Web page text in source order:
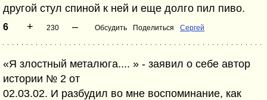
другой стул спиной к ней и еще долго пил пиво.
6 + 230 – Обсудить Поделиться Сергей
«Я злостный металюга.... » - заявил о себе автор
истории № 2 от
02.03.02. И разбудил во мне воспоминание, как